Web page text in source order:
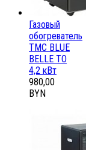
Газовый
обогреватель
ТМС BLUE
BELLE ТО
4,2 кВт
980,00
BYN